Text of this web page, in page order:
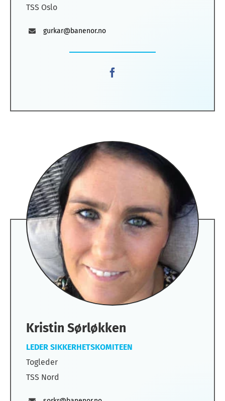
TSS Oslo
gurkar@banenor.no
Kristin Sørløkken
LEDER SIKKERHETSKOMITEEN
Togleder
TSS Nord